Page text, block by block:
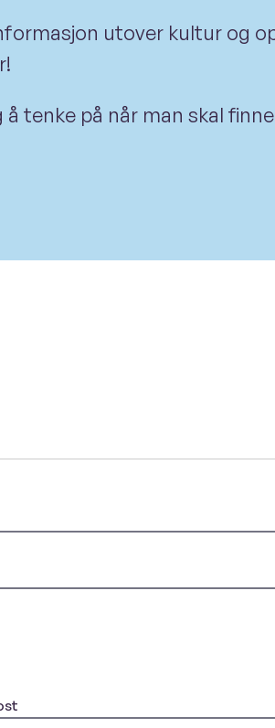
utover kultur og
tenke på når man skal